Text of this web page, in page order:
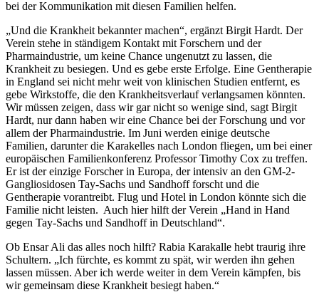
bei der Kommunikation mit diesen Familien helfen.
„Und die Krankheit bekannter machen“, ergänzt Birgit Hardt. Der
Verein stehe in ständigem Kontakt mit Forschern und der
Pharmaindustrie, um keine Chance ungenutzt zu lassen, die
Krankheit zu besiegen. Und es gebe erste Erfolge. Eine Gentherapie
in England sei nicht mehr weit von klinischen Studien entfernt, es
gebe Wirkstoffe, die den Krankheitsverlauf verlangsamen könnten.
Wir müssen zeigen, dass wir gar nicht so wenige sind, sagt Birgit
Hardt, nur dann haben wir eine Chance bei der Forschung und vor
allem der Pharmaindustrie. Im Juni werden einige deutsche
Familien, darunter die Karakelles nach London fliegen, um bei einer
europäischen Familienkonferenz Professor Timothy Cox zu treffen.
Er ist der einzige Forscher in Europa, der intensiv an den GM-2-
Gangliosidosen Tay-Sachs und Sandhoff forscht und die
Gentherapie vorantreibt. Flug und Hotel in London könnte sich die
Familie nicht leisten. Auch hier hilft der Verein „Hand in Hand
gegen Tay-Sachs und Sandhoff in Deutschland“.
Ob Ensar Ali das alles noch hilft? Rabia Karakalle hebt traurig ihre
Schultern. „Ich fürchte, es kommt zu spät, wir werden ihn gehen
lassen müssen. Aber ich werde weiter in dem Verein kämpfen, bis
wir gemeinsam diese Krankheit besiegt haben.“